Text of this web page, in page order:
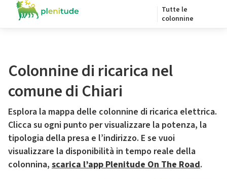
Tutte le
colonnine
Colonnine di ricarica nel
comune di Chiari
Esplora la mappa delle colonnine di ricarica elettrica.
Clicca su ogni punto per visualizzare la potenza, la
tipologia della presa e l’indirizzo. E se vuoi
visualizzare la disponibilità in tempo reale della
colonnina, scarica l’app Plenitude On The Road.